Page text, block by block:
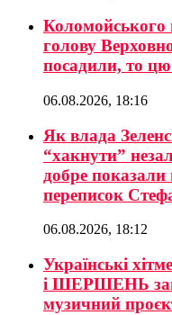
голову
посадили, то цю
06.08.2026, 18:16
Як влада
“хакнути”
добре
переписок
06.08.2026, 18:12
Українські
і ШЕРШЕНЬ
музичний